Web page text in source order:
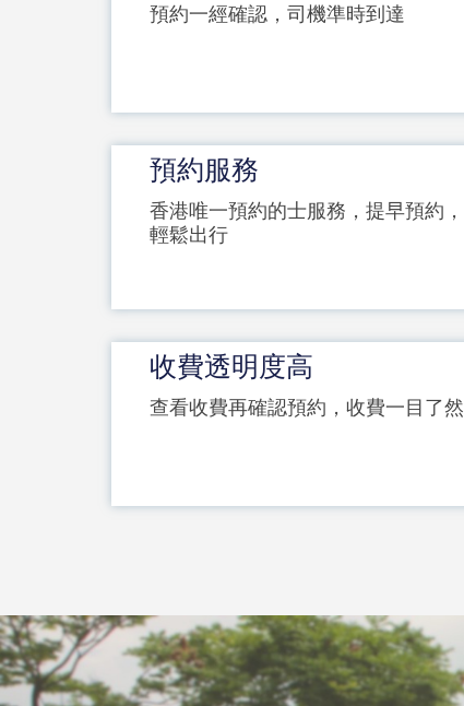
預約一經確認，司機準時到達
預約服務
香港唯一預約的士服務，提早預約，
輕鬆出行
收費透明度高
查看收費再確認預約，收費一目了然